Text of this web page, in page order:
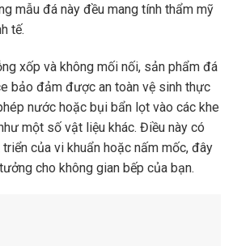
mẫu đá này đều mang tính thẩm mỹ
tế.
xốp và không mối nối, sản phẩm đá
bảo đảm được an toàn vệ sinh thực
nước hoặc bụi bẩn lọt vào các khe
một số vật liệu khác. Điều này có
của vi khuẩn hoặc nấm mốc, đây
cho không gian bếp của bạn.